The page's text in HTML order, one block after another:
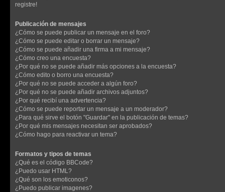
registre!
Publicación de mensajes
¿Cómo se puede publicar un mensaje en el foro?
¿Cómo se puede editar o borrar un mensaje?
¿Cómo se puede añadir una firma a mi mensaje?
¿Cómo creo una encuesta?
¿Por qué no se puede añadir más opciones a la encuesta?
¿Cómo edito o borro una encuesta?
¿Por qué no se puede acceder a algún foro?
¿Por qué no se puede añadir archivos adjuntos?
¿Por qué recibí una advertencia?
¿Cómo se puede reportar un mensaje a un moderador?
¿Para qué sirve el botón "Guardar" en la publicación de temas?
¿Por qué mis mensajes necesitan ser aprobados?
¿Cómo hago para reactivar un tema?
Formatos y tipos de temas
¿Qué es el código BBCode?
¿Puedo usar HTML?
¿Qué son los emoticonos?
¿Puedo publicar imagenes?